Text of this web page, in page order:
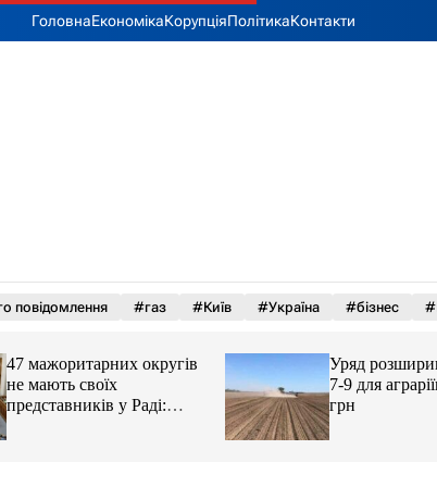
ГоловнаЕкономікаКорупціяПолітикаКонтакти
повідомлення #газ #Київ #Україна #бізнес
мажоритарних округів
своїх
у Раді:
Уряд розширив
7-9 для аграріїв
грн